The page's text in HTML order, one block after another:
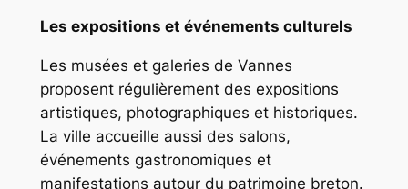
Les expositions et événements culturels
Les musées et galeries de Vannes
proposent régulièrement des expositions
artistiques, photographiques et historiques.
La ville accueille aussi des salons,
événements gastronomiques et
manifestations autour du patrimoine breton.